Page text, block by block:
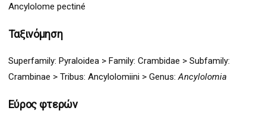
Ancylolome pectiné
Ταξινόμηση
Superfamily: Pyraloidea > Family: Crambidae > Subfamily:
Crambinae > Tribus: Ancylolomiini > Genus:Ancylolomia
Εύρος φτερών